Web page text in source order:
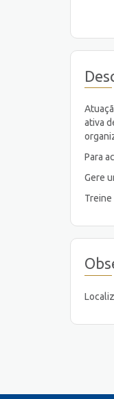
ativa
Para
Gere